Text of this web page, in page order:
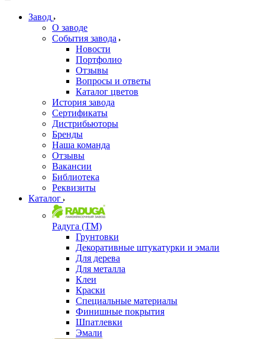
Завод
О заводе
События завода
Новости
Портфолио
Отзывы
Вопросы и ответы
Каталог цветов
История завода
Сертификаты
Дистрибьюторы
Бренды
Наша команда
Отзывы
Вакансии
Библиотека
Реквизиты
Каталог
Радуга (ТМ)
Грунтовки
Декоративные штукатурки и эмали
Для дерева
Для металла
Клеи
Краски
Специальные материалы
Финишные покрытия
Шпатлевки
Эмали